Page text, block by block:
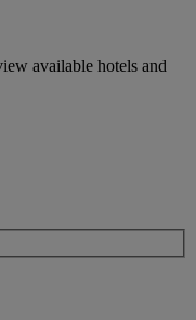
available hotels and